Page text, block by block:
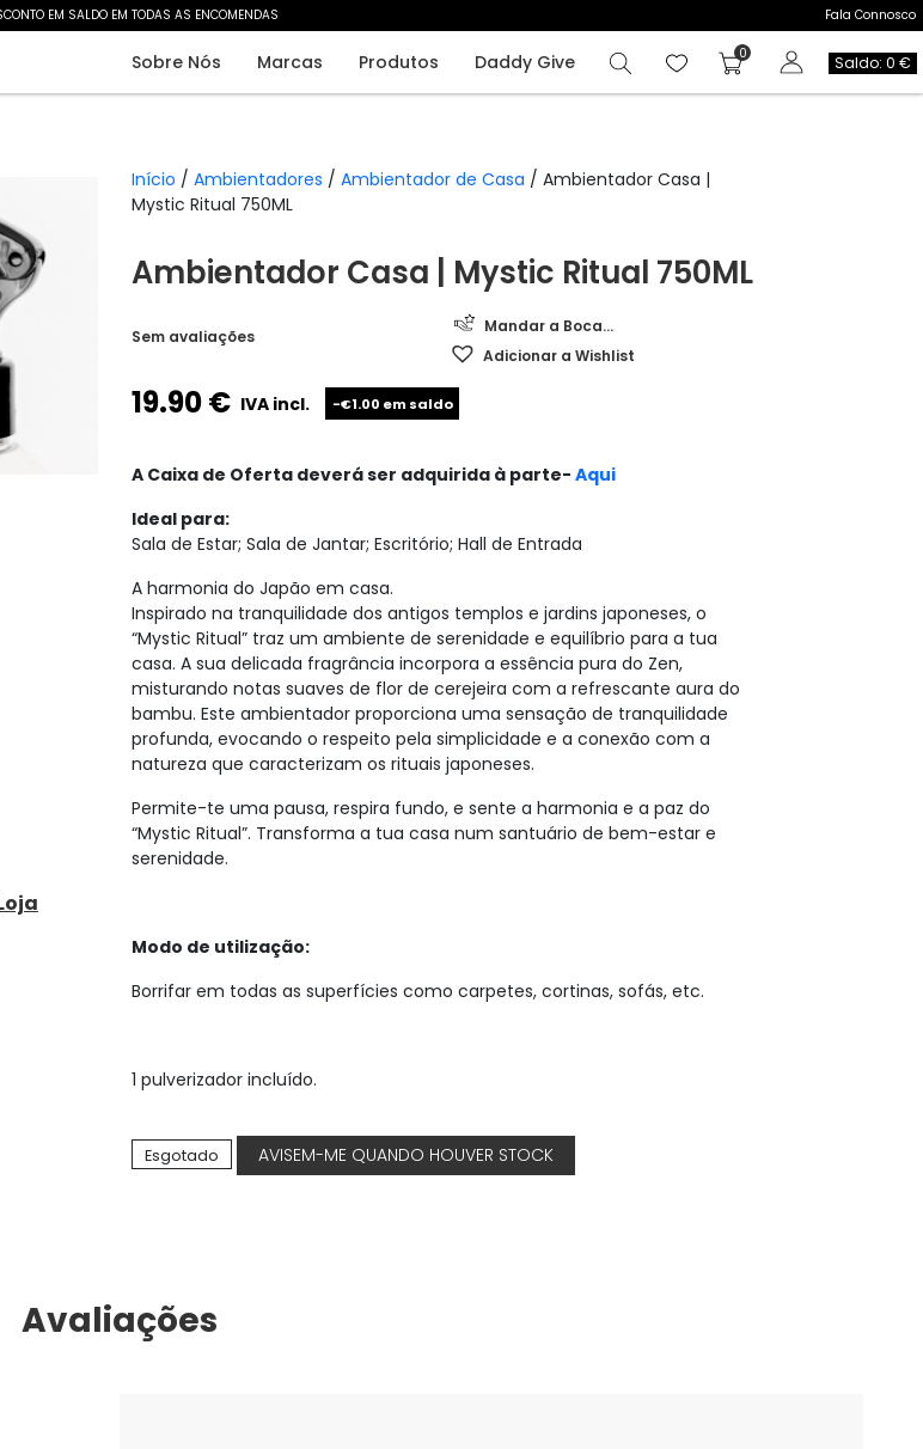
EM SALDO EM TODAS AS ENCOMENDAS​ Fala Connosco
Sobre Nós Marcas Produtos Daddy Give Saldo: 0 €
Início / Ambientadores / Ambientador de Casa / Ambientador Casa |
Mystic Ritual 750ML
Ambientador Casa | Mystic Ritual 750ML
Sem avaliações
Mandar a Boca...
Adicionar a Wishlist
19.90€ IVA incl. -€1.00 em saldo
A Caixa de Oferta deverá ser adquirida à parte- Aqui
Ideal para:
Sala de Estar; Sala de Jantar; Escritório; Hall de Entrada
A harmonia do Japão em casa.
Inspirado na tranquilidade dos antigos templos e jardins japoneses, o
“Mystic Ritual” traz um ambiente de serenidade e equilíbrio para a tua
casa. A sua delicada fragrância incorpora a essência pura do Zen,
misturando notas suaves de flor de cerejeira com a refrescante aura do
bambu. Este ambientador proporciona uma sensação de tranquilidade
profunda, evocando o respeito pela simplicidade e a conexão com a
natureza que caracterizam os rituais japoneses.
Permite-te uma pausa, respira fundo, e sente a harmonia e a paz do
“Mystic Ritual”. Transforma a tua casa num santuário de bem-estar e
serenidade.
Modo de utilização:
Borrifar em todas as superfícies como carpetes, cortinas, sofás, etc.
1 pulverizador incluído.
Esgotado
Avaliações